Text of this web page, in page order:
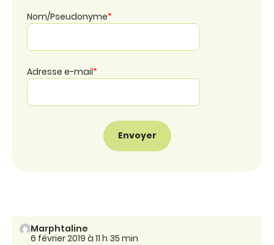
Nom/Pseudonyme*
Adresse e-mail*
Marphtaline
6 février 2019 à 11 h 35 min